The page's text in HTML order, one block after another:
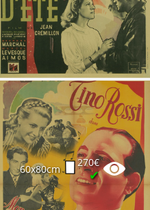
60x80cm
270€
✔